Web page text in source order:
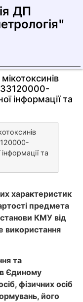
ДП
інформації та
та
характеристик
предмета
КМУ від
використання
та
в Єдиному
фізичних осіб
його